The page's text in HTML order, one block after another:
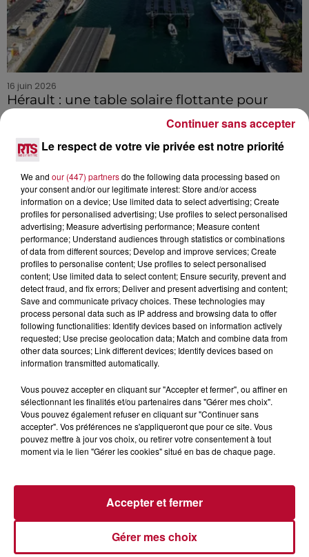
16 juin 2026
Hérault : une table solaire flottante pour
aider les huîtres face...
27 mai 2026
moustiques à Sénas
Le respect de votre vie privée est notre priorité
We and our (447) partnersdo the following data processing based on
your consent and/or our legitimate interest: Store and/or access
information on a device; Use limited data to select advertising; Create
profiles for personalised advertising; Use profiles to select personalised
advertising; Measure advertising performance; Measure content
performance; Understand audiences through statistics or combinations
of data from different sources; Develop and improve services; Create
profiles to personalise content; Use profiles to select personalised
content; Use limited data to select content; Ensure security, prevent and
detect fraud, and fix errors; Deliver and present advertising and content;
Save and communicate privacy choices. These technologies may
process personal data such as IP address and browsing data to offer
following functionalities: Identify devices based on information actively
requested; Use precise geolocation data; Match and combine data from
other data sources; Link different devices; Identify devices based on
information transmitted automatically.
Vous pouvez accepter en cliquant sur "Accepter et fermer", ou affiner en
sélectionnant les finalités et/ou partenaires dans "Gérer mes choix".
Vous pouvez également refuser en cliquant sur "Continuer sans
accepter". Vos préférences ne s'appliqueront que pour ce site. Vous
pouvez mettre à jour vos choix, ou retirer votre consentement à tout
moment via le lien "Gérer les cookies" situé en bas de chaque page.
Gérer mes choix
Accepter et fermer
Continuer sans accepter